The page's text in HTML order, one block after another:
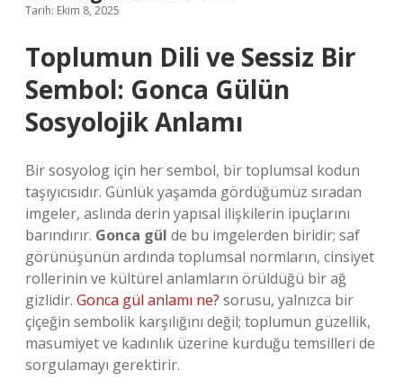
Tarih: Ekim 8, 2025
Toplumun Dili ve Sessiz Bir
Sembol: Gonca Gülün
Sosyolojik Anlamı
Bir sosyolog için her sembol, bir toplumsal kodun
taşıyıcısıdır. Günlük yaşamda gördüğümüz sıradan
imgeler, aslında derin yapısal ilişkilerin ipuçlarını
barındırır. Gonca gül de bu imgelerden biridir; saf
görünüşünün ardında toplumsal normların, cinsiyet
rollerinin ve kültürel anlamların örüldüğü bir ağ
gizlidir. Gonca gül anlamı ne? sorusu, yalnızca bir
çiçeğin sembolik karşılığını değil; toplumun güzellik,
masumiyet ve kadınlık üzerine kurduğu temsilleri de
sorgulamayı gerektirir.